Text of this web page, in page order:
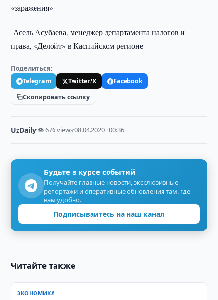
«заражения».
Асель Асубаева, менеджер департамента налогов и
права, «Делойт» в Каспийском регионе
Поделиться:
Telegram Twitter/X
Facebook
Скопировать ссылку
UzDaily·👁 676 views·08.04.2020 · 00:36
Будьте в курсе событий
Получайте главные новости, эксклюзивные
репортажи и оперативные обновления там, где
вам удобно.
Подписывайтесь на наш канал
Читайте также
ЭКОНОМИКА